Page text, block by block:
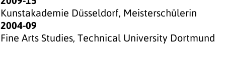
Kunstakademie Düsseldorf, Meisterschülerin
2004-09
Fine Arts Studies, Technical University Dortmund